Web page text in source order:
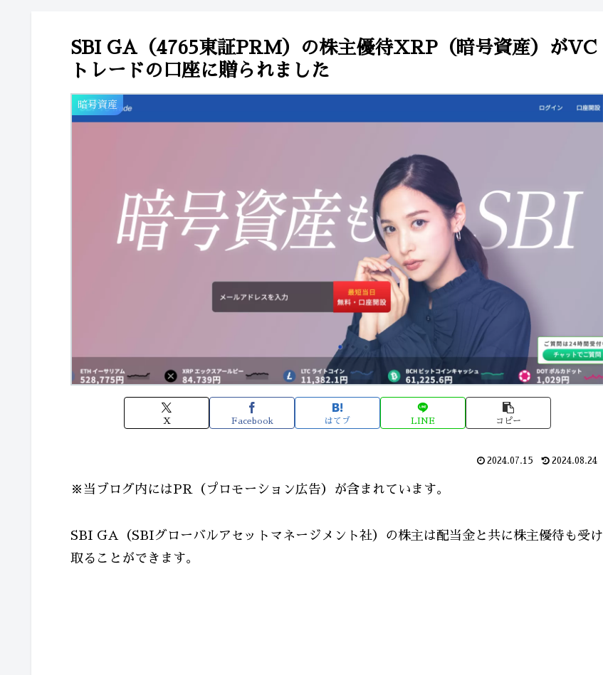
SBI GA（4765東証PRM）の株主優待XRP（暗号資産）がVC
トレードの口座に贈られました
暗号資産
X Facebook はてブ LINE コピー
2024.07.15 2024.08.24
※当ブログ内にはPR（プロモーション広告）が含まれています。
SBI GA（SBIグローバルアセットマネージメント社）の株主は配当金と共に株主優待も受け
取ることができます。